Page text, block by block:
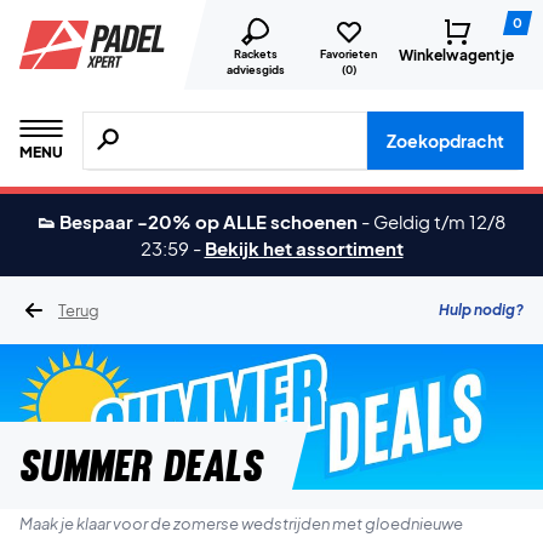
Rackets
adviesgids
Favorieten
(0)
0
Winkelwagentje
MENU
Zoeken naar producten, merken etc.
Zoekopdracht
👟 Bespaar -20% op ALLE schoenen - Geldig t/m 12/8
23:59 - Bekijk het assortiment
Terug Hulp nodig?
Summer Deals
Maak je klaar voor de zomerse wedstrijden met gloednieuwe